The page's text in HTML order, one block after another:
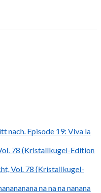
nach. Episode 19: Viva la
78 (Kristallkugel-Edition
Vol. 78 (Kristallkugel-
na na na nanana